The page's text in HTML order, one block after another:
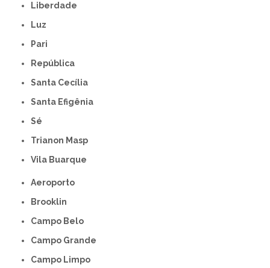
Liberdade
Luz
Pari
República
Santa Cecília
Santa Efigênia
Sé
Trianon Masp
Vila Buarque
Aeroporto
Brooklin
Campo Belo
Campo Grande
Campo Limpo